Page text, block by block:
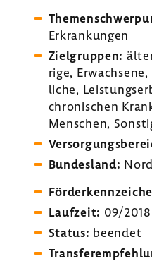
Erkran­kungen
Ziel­gruppen:
rige,
liche,
chro­ni­schen
Menschen,
Bundes­land:
Lauf­zeit: 09/
Status: beendet